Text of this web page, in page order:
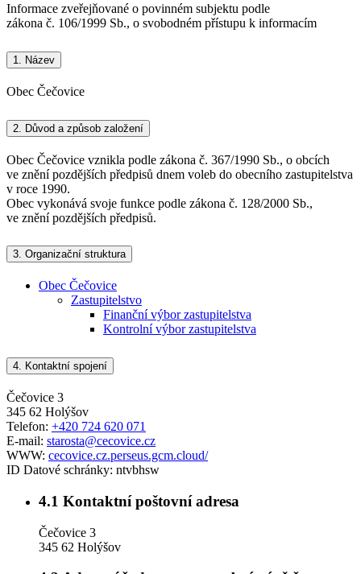
Informace zveřejňované o povinném subjektu podle
zákona č. 106/1999 Sb., o svobodném přístupu k informacím
1. Název
Obec Čečovice
2. Důvod a způsob založení
Obec Čečovice vznikla podle zákona č. 367/1990 Sb., o obcích
ve znění pozdějších předpisů dnem voleb do obecního zastupitelstva
v roce 1990.
Obec vykonává svoje funkce podle zákona č. 128/2000 Sb.,
ve znění pozdějších předpisů.
3. Organizační struktura
Obec Čečovice
Zastupitelstvo
Finanční výbor zastupitelstva
Kontrolní výbor zastupitelstva
4. Kontaktní spojení
Čečovice 3
345 62 Holýšov
Telefon: +420 724 620 071
E-mail: starosta@cecovice.cz
WWW: cecovice.cz.perseus.gcm.cloud/
ID Datové schránky: ntvbhsw
4.1 Kontaktní poštovní adresa
Čečovice 3
345 62 Holýšov